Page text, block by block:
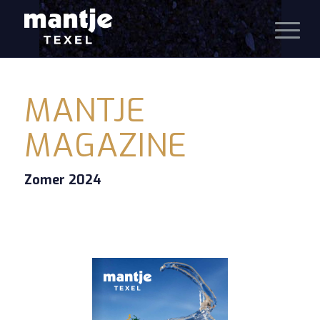
MANTJE
MAGAZINE
Zomer 2024